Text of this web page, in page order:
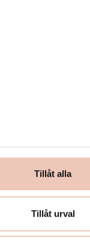
Tillåt alla
Tillåt urval